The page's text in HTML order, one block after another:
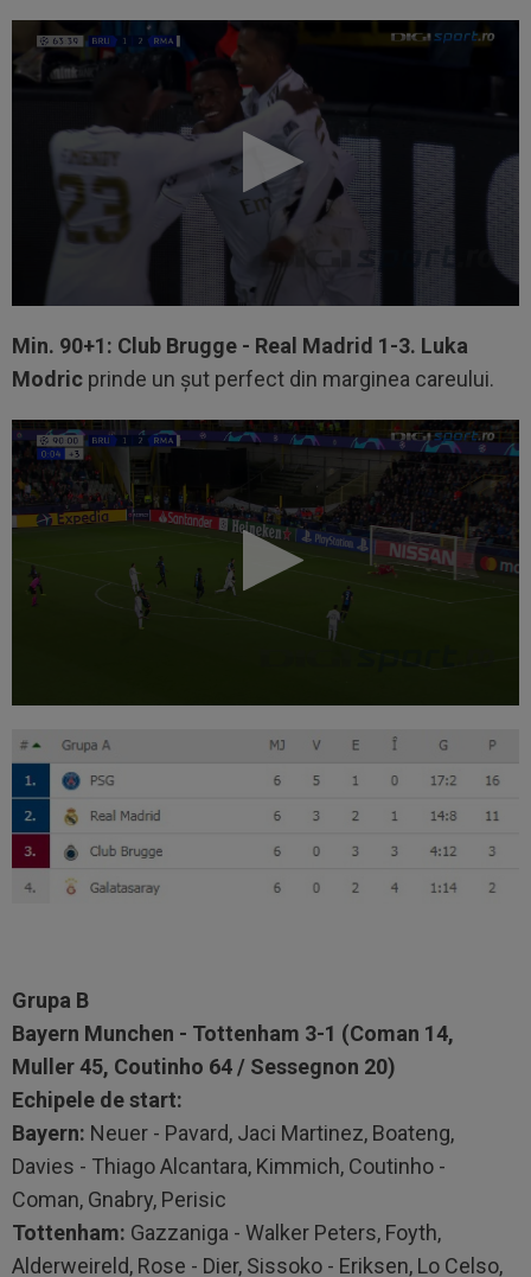
Min. 90+1: Club Brugge - Real Madrid 1-3. Luka
Modric prinde un șut perfect din marginea careului.
Grupa B
Bayern Munchen - Tottenham 3-1 (Coman 14,
Muller 45, Coutinho 64 / Sessegnon 20)
Echipele de start:
Bayern: Neuer - Pavard, Jaci Martinez, Boateng,
Davies - Thiago Alcantara, Kimmich, Coutinho -
Coman, Gnabry, Perisic
Tottenham: Gazzaniga - Walker Peters, Foyth,
Alderweireld, Rose - Dier, Sissoko - Eriksen, Lo Celso,